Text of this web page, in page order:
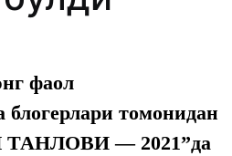
фаол
блогерлари томонидан
ТАНЛОВИ — 2021”да